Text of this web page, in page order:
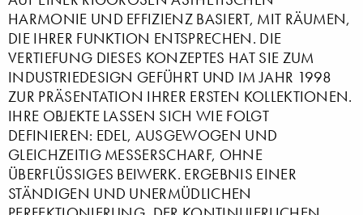
HARMONIE UND EFFIZIENZ BASIERT, MIT RÄUMEN,
DIE IHRER FUNKTION ENTSPRECHEN. DIE
VERTIEFUNG DIESES KONZEPTES HAT SIE ZUM
INDUSTRIEDESIGN GEFÜHRT UND IM JAHR 1998
ZUR PRÄSENTATION IHRER ERSTEN KOLLEKTIONEN.
IHRE OBJEKTE LASSEN SICH WIE FOLGT
DEFINIEREN: EDEL, AUSGEWOGEN UND
GLEICHZEITIG MESSERSCHARF, OHNE
ÜBERFLÜSSIGES BEIWERK. ERGEBNIS EINER
STÄNDIGEN UND UNERMÜDLICHEN